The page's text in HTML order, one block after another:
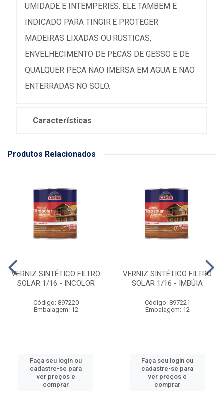
UMIDADE E INTEMPERIES. ELE TAMBEM E
INDICADO PARA TINGIR E PROTEGER
MADEIRAS LIXADAS OU RUSTICAS,
ENVELHECIMENTO DE PECAS DE GESSO E DE
QUALQUER PECA NAO IMERSA EM AGUA E NAO
ENTERRADAS NO SOLO.
Características
Produtos Relacionados
VERNIZ SINTÉTICO FILTRO
SOLAR 1/16 - INCOLOR
Código: 897220
Embalagem: 12
Faça seu login ou
cadastre-se para
ver preços e
comprar
VERNIZ SINTÉTICO FILTRO
SOLAR 1/16 - IMBÚIA
Código: 897221
Embalagem: 12
Faça seu login ou
cadastre-se para
ver preços e
comprar